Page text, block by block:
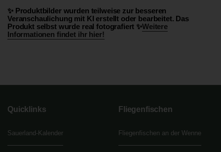
✨ Produktbilder wurden teilweise zur besseren
Veranschaulichung mit KI erstellt oder bearbeitet. Das
Produkt selbst wurde real fotografiert ✨Weitere
Informationen findet ihr hier!
Quicklinks
Sauerland-Kalender
Fliegenfischen
Fliegenfischen an der Wenne